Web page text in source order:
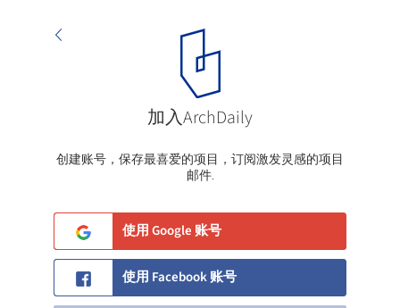
加入ArchDaily
创建账号，保存最喜爱的项目，订阅激发灵感的项目
邮件.
使用 Google 账号
使用 Facebook 账号